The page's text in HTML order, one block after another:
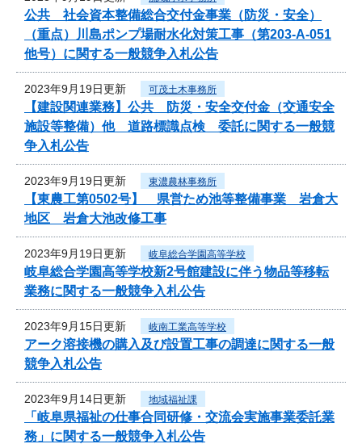
公共 社会資本整備総合交付金事業（防災・安全）
（重点）川島ポンプ場耐水化対策工事（第203-A-051
他号）に関する一般競争入札公告
2023年9月19日更新 可茂土木事務所
【建設関連業務】公共 防災・安全交付金（交通安全
施設等整備）他 道路標識点検 委託に関する一般競
争入札公告
2023年9月19日更新 東濃農林事務所
【東農工第0502号】 県営ため池等整備事業 岩倉大
地区 岩倉大池改修工事
2023年9月19日更新 岐阜総合学園高等学校
岐阜総合学園高等学校新2号館建設に伴う物品等移転
業務に関する一般競争入札公告
2023年9月15日更新 岐南工業高等学校
アーク溶接機の購入及び設置工事の調達に関する一般
競争入札公告
2023年9月14日更新 地域福祉課
「岐阜県福祉の仕事合同研修・交流会実施事業委託業
務」に関する一般競争入札公告